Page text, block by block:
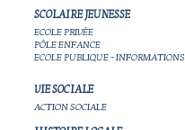
SCOLAIRE JEUNESSE
ECOLE PRIVÉE
PÔLE ENFANCE
ECOLE PUBLIQUE - INFORMATIONS
VIE SOCIALE
ACTION SOCIALE